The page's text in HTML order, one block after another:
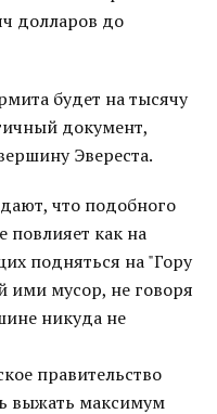
долларов до
будет на тысячу
документ,
Эвереста.
что подобного
повлияет как на
подняться на "Гору
ими мусор, не говоря
никуда не
правительство
выжать максимум